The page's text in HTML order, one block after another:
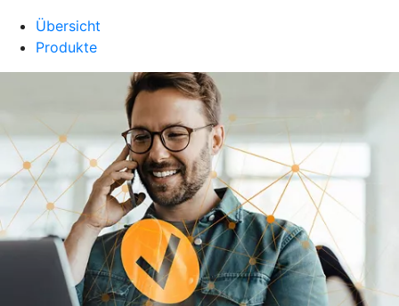
Übersicht
Produkte